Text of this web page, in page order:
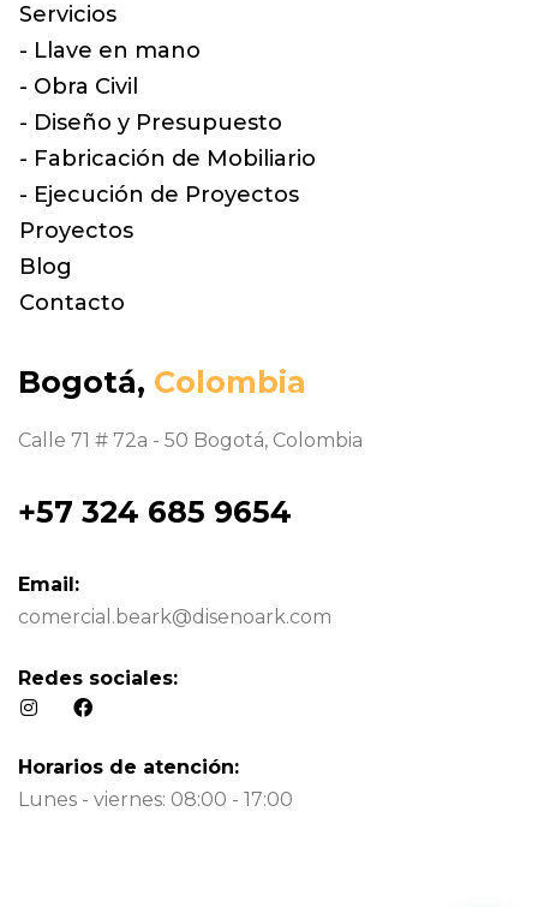
Servicios
- Llave en mano
- Obra Civil
- Diseño y Presupuesto
- Fabricación de Mobiliario
- Ejecución de Proyectos
Proyectos
Blog
Contacto
Bogotá, Colombia
Calle 71 # 72a - 50 Bogotá, Colombia
+57 324 685 9654
Email:
comercial.beark@disenoark.com
Redes sociales:
Horarios de atención:
Lunes - viernes: 08:00 - 17:00